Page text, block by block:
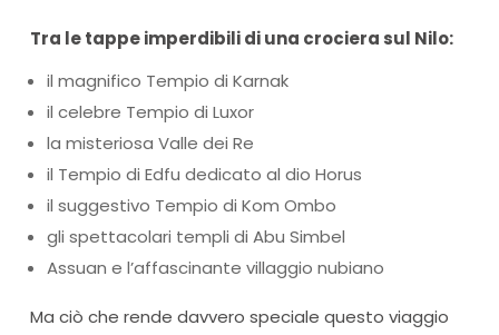
Tra le tappe imperdibili di una crociera sul Nilo:
il magnifico Tempio di Karnak
il celebre Tempio di Luxor
la misteriosa Valle dei Re
il Tempio di Edfu dedicato al dio Horus
il suggestivo Tempio di Kom Ombo
gli spettacolari templi di Abu Simbel
Assuan e l’affascinante villaggio nubiano
Ma ciò che rende davvero speciale questo viaggio